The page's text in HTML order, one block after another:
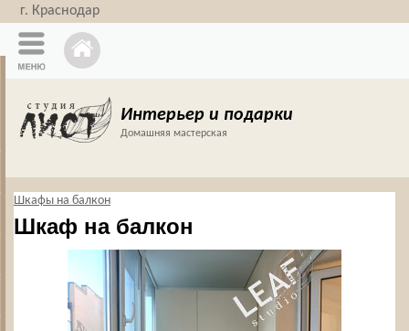
г. Краснодар
Интерьер и подарки
Домашняя мастерская
Шкафы на балкон
Шкаф на балкон